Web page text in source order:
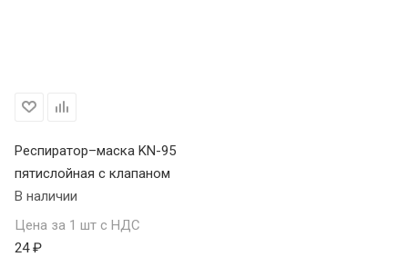
Респиратор–маска KN-95
пятислойная с клапаном
В наличии
Цена за 1 шт с НДС
24 ₽